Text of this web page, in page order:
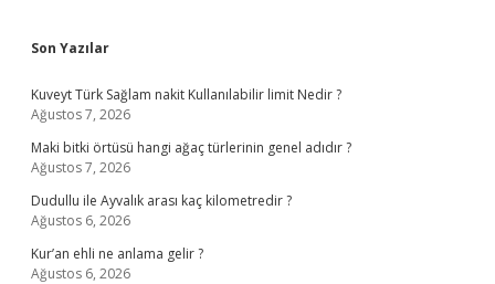
Son Yazılar
Kuveyt Türk Sağlam nakit Kullanılabilir limit Nedir ?
Ağustos 7, 2026
Maki bitki örtüsü hangi ağaç türlerinin genel adıdır ?
Ağustos 7, 2026
Dudullu ile Ayvalık arası kaç kilometredir ?
Ağustos 6, 2026
Kur’an ehli ne anlama gelir ?
Ağustos 6, 2026